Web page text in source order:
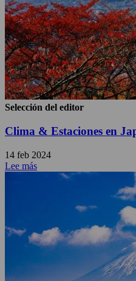
Selección del editor
Clima & Estaciones en
14 feb 2024
Lee más